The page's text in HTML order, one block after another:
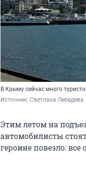
В Крыму сейчас много
Источник: Светлана Лебедева
Этим летом на
автомобилисты
героине повезло: